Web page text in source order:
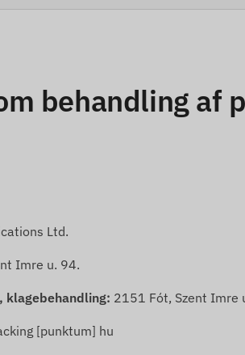
behandling af
Ltd.
Imre u. 94.
klagebehandling: 2151 Fót, Szent Imre
[punktum] hu